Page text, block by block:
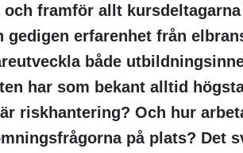
framför allt
gedigen erfarenhet från
både
har som bekant alltid
riskhantering? Och hur
på plats? Det